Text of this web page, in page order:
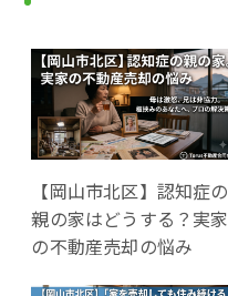
【岡山市北区】認知症の
親の家はどうする？実家
の不動産売却の悩み